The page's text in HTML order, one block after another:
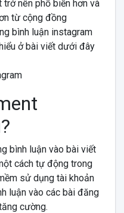
nên phổ biến hơn và
từ cộng đồng
bình luận instagram
ở bài viết dưới đây
bình luận vào bài viết
cách tự động trong
sử dụng tài khoản
luận vào các bài đăng
cường.